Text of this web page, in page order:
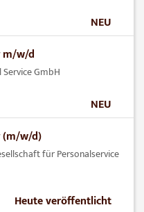
NEU
m/w/d
GmbH
NEU
(m/w/d)
für Personalservice
Heute veröffentlicht